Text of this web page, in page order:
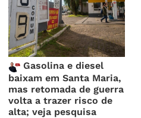
Gasolina e diesel
baixam em Santa Maria,
mas retomada de guerra
volta a trazer risco de
alta; veja pesquisa